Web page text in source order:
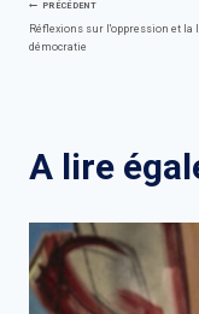
Navigation
PRÉCÉDENT
Réflexions sur l'oppression et la
démocratie
A lire